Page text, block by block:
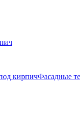
кирпичФасадные